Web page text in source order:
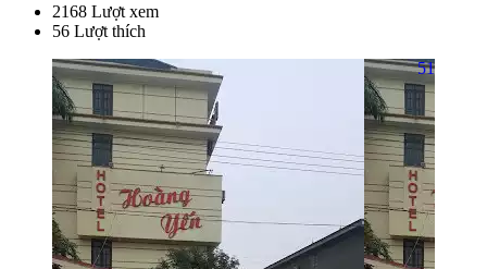
2168 Lượt xem
56 Lượt thích
51